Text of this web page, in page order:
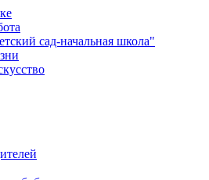
сад-начальная школа"